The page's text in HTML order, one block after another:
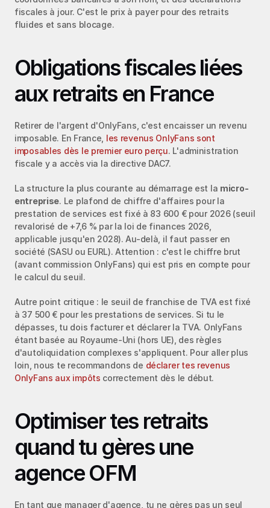
fiscales à jour. C'est le prix à payer pour des retraits
fluides et sans blocage.
Obligations fiscales liées
aux retraits en France
Retirer de l'argent d'OnlyFans, c'est encaisser un revenu
imposable. En France, les revenus OnlyFans sont
imposables dès le premier euro perçu. L'administration
fiscale y a accès via la directive DAC7.
La structure la plus courante au démarrage est la micro-
entreprise. Le plafond de chiffre d'affaires pour la
prestation de services est fixé à 83 600 € pour 2026 (seuil
revalorisé de +7,6 % par la loi de finances 2026,
applicable jusqu'en 2028). Au-delà, il faut passer en
société (SASU ou EURL). Attention : c'est le chiffre brut
(avant commission OnlyFans) qui est pris en compte pour
le calcul du seuil.
Autre point critique : le seuil de franchise de TVA est fixé
à 37 500 € pour les prestations de services. Si tu le
dépasses, tu dois facturer et déclarer la TVA. OnlyFans
étant basée au Royaume-Uni (hors UE), des règles
d'autoliquidation complexes s'appliquent. Pour aller plus
loin, nous te recommandons de déclarer tes revenus
OnlyFans aux impôts correctement dès le début.
Optimiser tes retraits
quand tu gères une
agence OFM
En tant que manager d'agence, tu ne gères pas un seul